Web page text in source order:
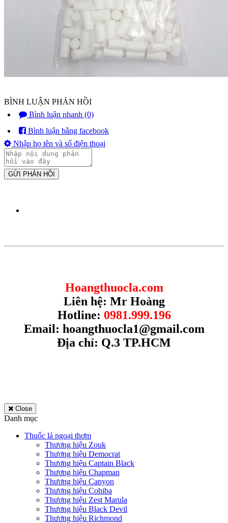
BÌNH LUẬN PHẢN HỒI
Bình luận nhanh (0)
Bình luận bằng facebook
Nhập họ tên và số điện thoại
GỬI PHẢN HỒI
Hoangthuocla.com
Liên hệ: Mr Hoàng
Hotline: 0981.999.196
Email: hoangthuocla1@gmail.com
Địa chỉ: Q.3 TP.HCM
Close
Danh mục
Thuốc lá ngoại thơm
Thương hiệu Zouk
Thương hiệu Democrat
Thương hiệu Captain Black
Thương hiệu Chapman
Thương hiệu Canyon
Thương hiệu Cohiba
Thương hiệu Zest Marula
Thương hiệu Black Devil
Thương hiệu Richmond